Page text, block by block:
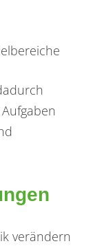
verändern